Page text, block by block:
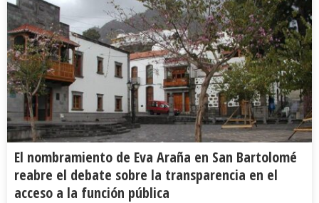
El nombramiento de Eva Araña en San Bartolomé
reabre el debate sobre la transparencia en el
acceso a la función pública